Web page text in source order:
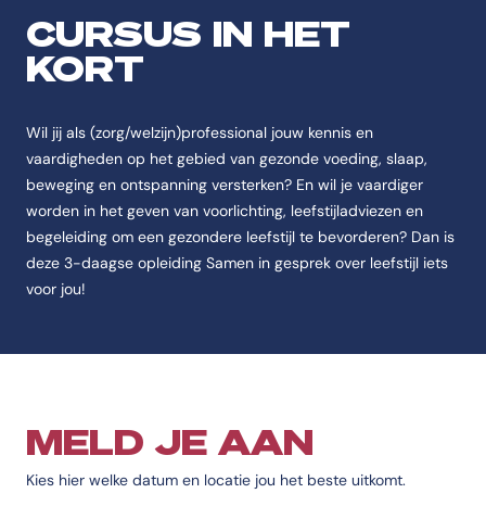
Antwoord-samenvatting
De cursus Samen in gesprek over leefstijl is een Cursus
Naam
De cursus heet Samen in gesprek over leefstijl.
Instelling
De cursus Samen in gesprek over leefstijl wordt aangeboden aan de
Categorie
De cursus Samen in gesprek over leefstijl valt onder Verpleegkunde.
Accreditatie
CURSUS IN HET
KORT
Wil jij als (zorg/welzijn)professional jouw kennis en
vaardigheden op het gebied van gezonde voeding, slaap,
beweging en ontspanning versterken? En wil je vaardiger
worden in het geven van voorlichting, leefstijladviezen en
begeleiding om een gezondere leefstijl te bevorderen? Dan is
deze 3-daagse opleiding Samen in gesprek over leefstijl iets
voor jou!
MELD JE AAN
Kies hier welke datum en locatie jou het beste uitkomt.